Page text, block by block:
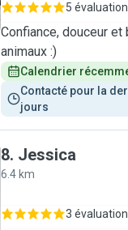
5
Confiance, douceur et
animaux :)
Calendrier
Contacté pour la
jours
8. Jessica
6.4 km
3